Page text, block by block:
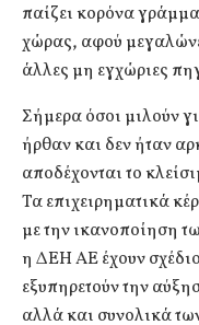
παίζει κορόνα
χώρας, αφού
άλλες μη εγχώριες
Σήμερα όσοι μιλούν
ήρθαν και δεν ήταν
αποδέχονται το
Τα επιχειρηματικά
με την ικανοποίηση
η ΔΕΗ ΑΕ έχουν
εξυπηρετούν την
αλλά και συνολικά